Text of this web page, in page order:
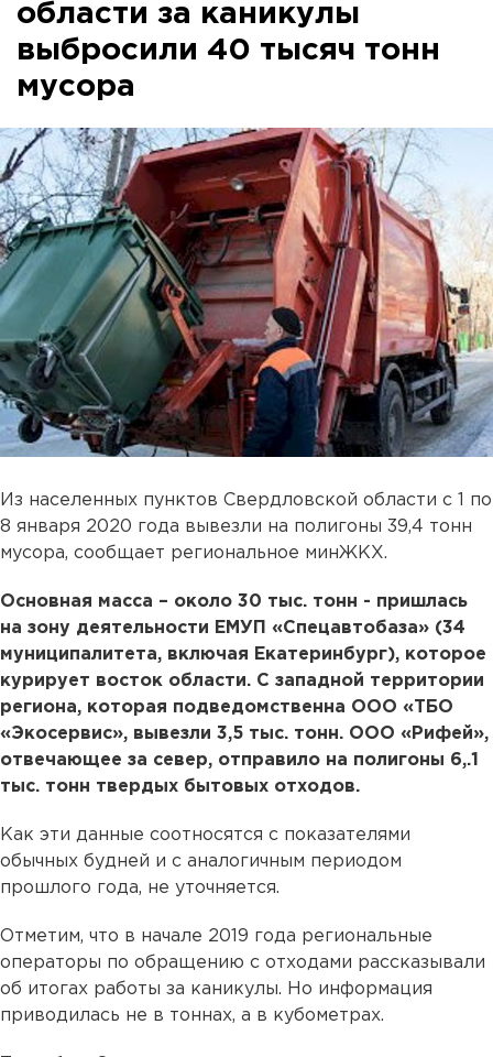
области за каникулы
выбросили 40 тысяч тонн
мусора
Из населенных пунктов Свердловской области с 1 по
8 января 2020 года вывезли на полигоны 39,4 тонн
мусора, сообщает региональное минЖКХ.
Основная масса – около 30 тыс. тонн - пришлась
на зону деятельности ЕМУП «Спецавтобаза» (34
муниципалитета, включая Екатеринбург), которое
курирует восток области. С западной территории
региона, которая подведомственна ООО «ТБО
«Экосервис», вывезли 3,5 тыс. тонн. ООО «Рифей»,
отвечающее за север, отправило на полигоны 6,.1
тыс. тонн твердых бытовых отходов.
Как эти данные соотносятся с показателями
обычных будней и с аналогичным периодом
прошлого года, не уточняется.
Отметим, что в начале 2019 года региональные
операторы по обращению с отходами рассказывали
об итогах работы за каникулы. Но информация
приводилась не в тоннах, а в кубометрах.